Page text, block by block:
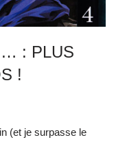
… : PLUS
!
(et je surpasse le